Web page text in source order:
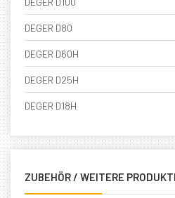
DEGER D80
DEGER D60H
DEGER D25H
DEGER D18H
ZUBEHÖR / WEITERE